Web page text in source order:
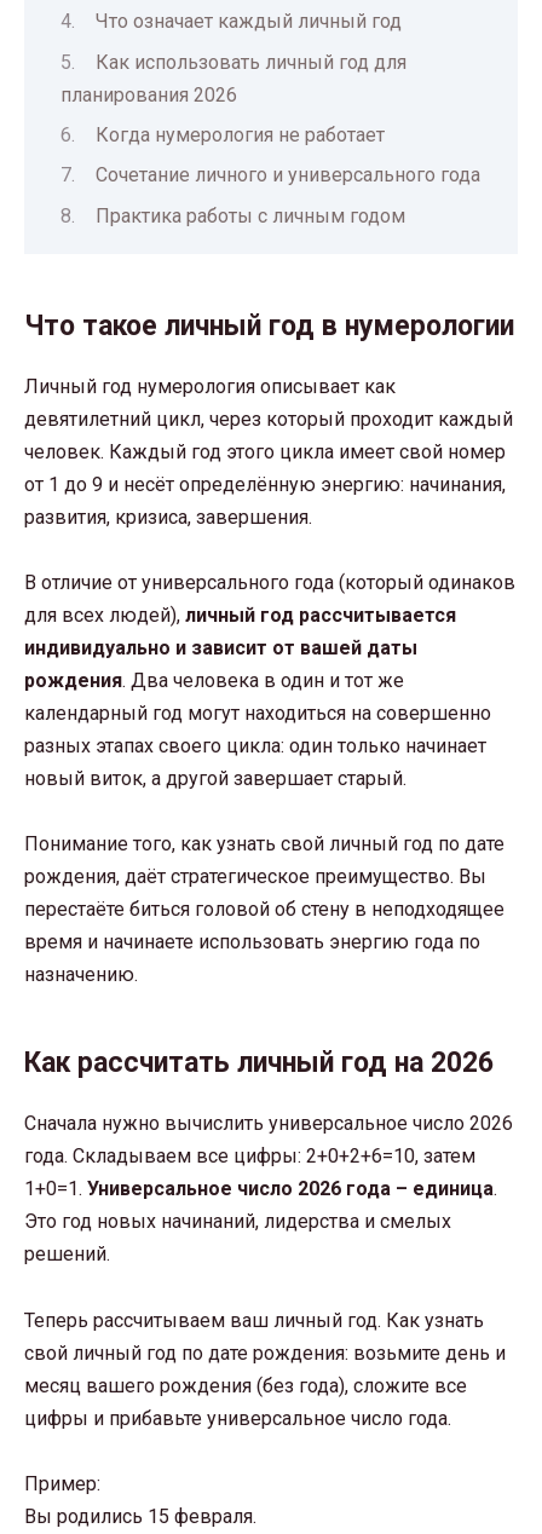
Что означает каждый личный год
Как использовать личный год для
планирования 2026
Когда нумерология не работает
Сочетание личного и универсального года
Практика работы с личным годом
Что такое личный год в нумерологии
Личный год нумерология описывает как
девятилетний цикл, через который проходит каждый
человек. Каждый год этого цикла имеет свой номер
от 1 до 9 и несёт определённую энергию: начинания,
развития, кризиса, завершения.
В отличие от универсального года (который одинаков
для всех людей), личный год рассчитывается
индивидуально и зависит от вашей даты
рождения. Два человека в один и тот же
календарный год могут находиться на совершенно
разных этапах своего цикла: один только начинает
новый виток, а другой завершает старый.
Понимание того, как узнать свой личный год по дате
рождения, даёт стратегическое преимущество. Вы
перестаёте биться головой об стену в неподходящее
время и начинаете использовать энергию года по
назначению.
Как рассчитать личный год на 2026
Сначала нужно вычислить универсальное число 2026
года. Складываем все цифры: 2+0+2+6=10, затем
1+0=1. Универсальное число 2026 года – единица.
Это год новых начинаний, лидерства и смелых
решений.
Теперь рассчитываем ваш личный год. Как узнать
свой личный год по дате рождения: возьмите день и
месяц вашего рождения (без года), сложите все
цифры и прибавьте универсальное число года.
Пример:
Вы родились 15 февраля.